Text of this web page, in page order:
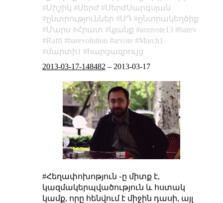
Միշիկ
Սերժ
ՍերժՍարգսյան
ընտրություններ
ՍԴ
ընտրակեղծիք
Մարս
Հրատ կյանք armvote13
barev
Raffi
barevolution arvote
March1
մարտի1
հարցազրույց
2013-03-17-148482 – 2013-03-17
#Հեղափոխոթյուն ֊ը միտք է,
կազմակերպվածություն և հստակ
կամք, որը հենվում է միջին դասի, այլ